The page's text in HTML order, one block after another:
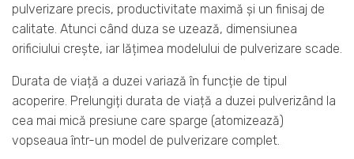
pulverizare precis, productivitate maximă și un finisaj de
calitate. Atunci când duza se uzează, dimensiunea
orificiului crește, iar lățimea modelului de pulverizare scade.
Durata de viață a duzei variază în funcție de tipul
acoperire. Prelungiți durata de viață a duzei pulverizând la
cea mai mică presiune care sparge (atomizează)
vopseaua într-un model de pulverizare complet.